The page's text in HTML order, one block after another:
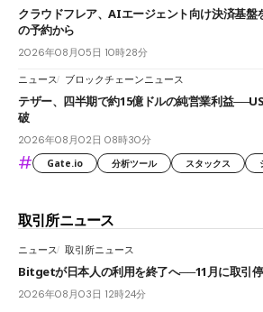
クラウドフレア、AIエージェント向け決済基盤
の予約から
2026年08月05日 10時28分
ニュース ブロックチェーンニュース
テザー、四半期で約15億ドルの純営業利益
破
2026年08月02日 08時30分
# Gate.io 分析ツール スタックス
取引所ニュース
ニュース 取引所ニュース
Bitgetが日本人の利用を終了へ──11月に取引
2026年08月03日 12時24分